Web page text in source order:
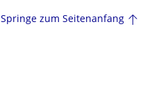
Springe zum Seitenanfang